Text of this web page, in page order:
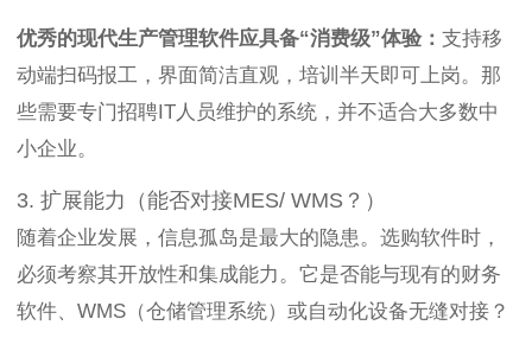
优秀的现代生产管理软件应具备“消费级”体验： 支持移
动端扫码报工，界面简洁直观，培训半天即可上岗。那
些需要专门招聘IT人员维护的系统，并不适合大多数中
小企业。
3. 扩展能力（能否对接MES/ WMS？）
随着企业发展，信息孤岛是最大的隐患。选购软件时，
必须考察其开放性和集成能力。它是否能与现有的财务
软件、WMS（仓储管理系统）或自动化设备无缝对接？